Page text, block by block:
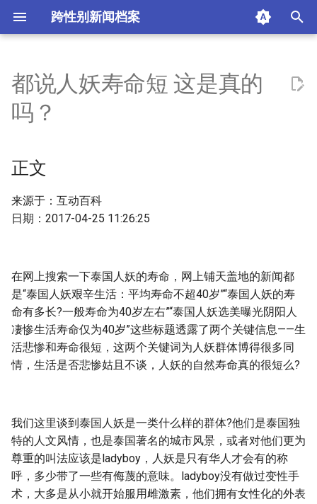
跨性别新闻档案
t
a
l
i
i
n
g
s
r
c
h
正文
附加信息 [Processed Page
都说人妖寿命短 这是真的
吗？
正文
来源于：互动百科
日期：2017-04-25 11:26:25
在网上搜索一下泰国人妖的寿命，网上铺天盖地的新闻都
是“泰国人妖艰辛生活：平均寿命不超40岁”“泰国人妖的寿
命有多长?一般寿命为40岁左右”“泰国人妖选美曝光阴阳人
凄惨生活寿命仅为40岁”这些标题透露了两个关键信息——生
活悲惨和寿命很短，这两个关键词为人妖群体博得很多同
情，生活是否悲惨姑且不谈，人妖的自然寿命真的很短么?
我们这里谈到泰国人妖是一类什么样的群体?他们是泰国独
特的人文风情，也是泰国著名的城市风景，或者对他们更为
尊重的叫法应该是ladyboy，人妖是只有华人才会有的称
呼，多少带了一些有侮蔑的意味。ladyboy没有做过变性手
术，大多是从小就开始服用雌激素，他们拥有女性化的外表